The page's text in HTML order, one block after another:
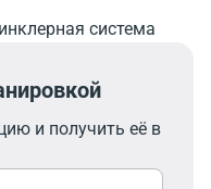
система
и получить её в